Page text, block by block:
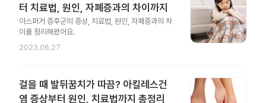
터 치료법, 원인, 자폐증과의 차이까지
아스퍼거 증후군의 증상, 치료법, 원인, 자폐증과의 차
이를 정리해왔어요.
2023.06.27
걸을 때 발뒤꿈치가 따끔? 아킬레스건
염 증상부터 원인, 치료법까지 총정리